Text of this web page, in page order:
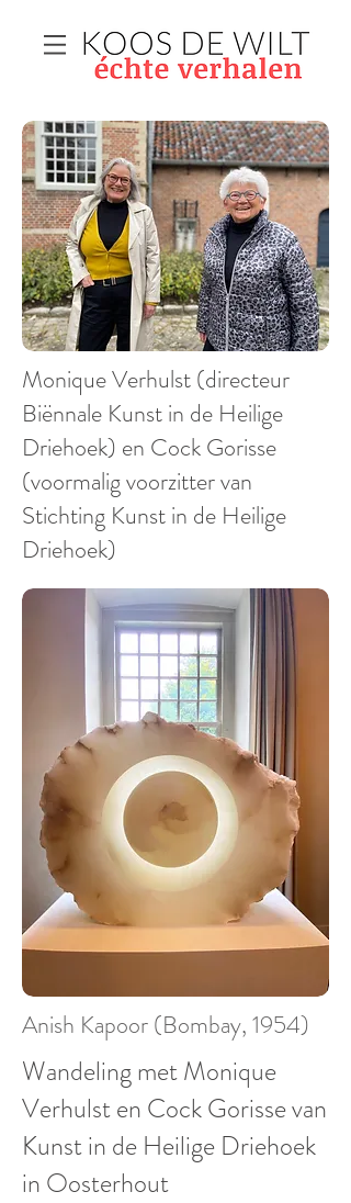
Monique Verhulst (directeur
Biënnale Kunst in de Heilige
Driehoek) en Cock Gorisse
(voormalig voorzitter van
Stichting Kunst in de Heilige
Driehoek)
Anish Kapoor (Bombay, 1954)
Wandeling met Monique
Verhulst en Cock Gorisse van
Kunst in de Heilige Driehoek
in Oosterhout